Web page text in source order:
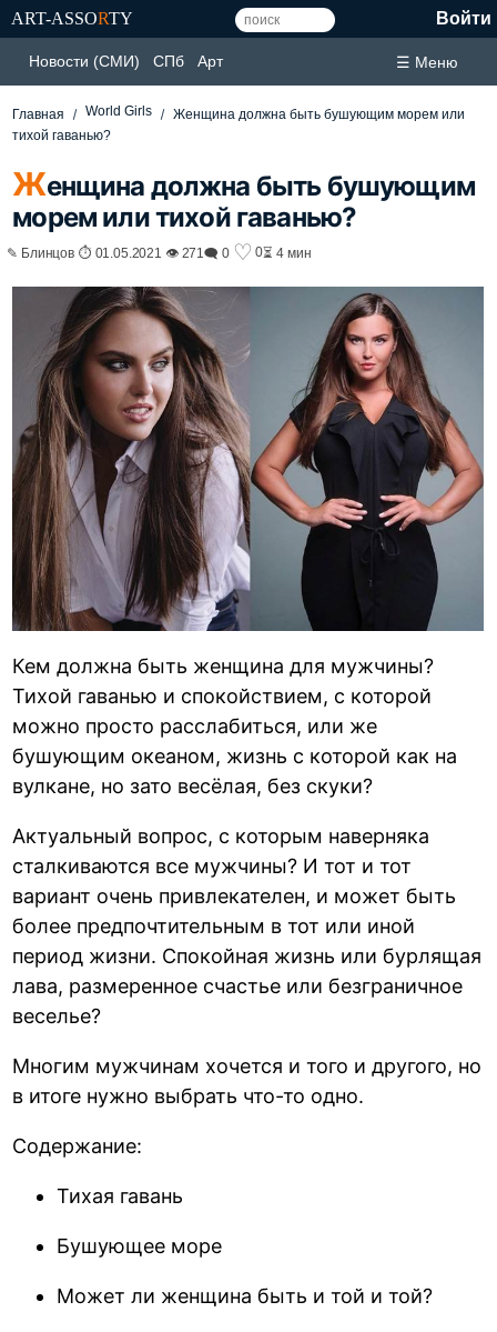
ART-ASSORTY Войти
Новости (СМИ) СПб Арт ☰ Меню
Главная World Girls
Женщина должна быть бушующим морем или
тихой гаванью?
Женщина должна быть бушующим
морем или тихой гаванью?
✎ Блинцов ⏱ 01.05.2021 👁 271🗨 0 ♡ 0⏳ 4 мин
Кем должна быть женщина для мужчины?
Тихой гаванью и спокойствием, с которой
можно просто расслабиться, или же
бушующим океаном, жизнь с которой как на
вулкане, но зато весёлая, без скуки?
Актуальный вопрос, с которым наверняка
сталкиваются все мужчины? И тот и тот
вариант очень привлекателен, и может быть
более предпочтительным в тот или иной
период жизни. Спокойная жизнь или бурлящая
лава, размеренное счастье или безграничное
веселье?
Многим мужчинам хочется и того и другого, но
в итоге нужно выбрать что-то одно.
Содержание:
Тихая гавань
Бушующее море
Может ли женщина быть и той и той?